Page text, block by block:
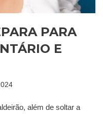
PARA
E
além de soltar a